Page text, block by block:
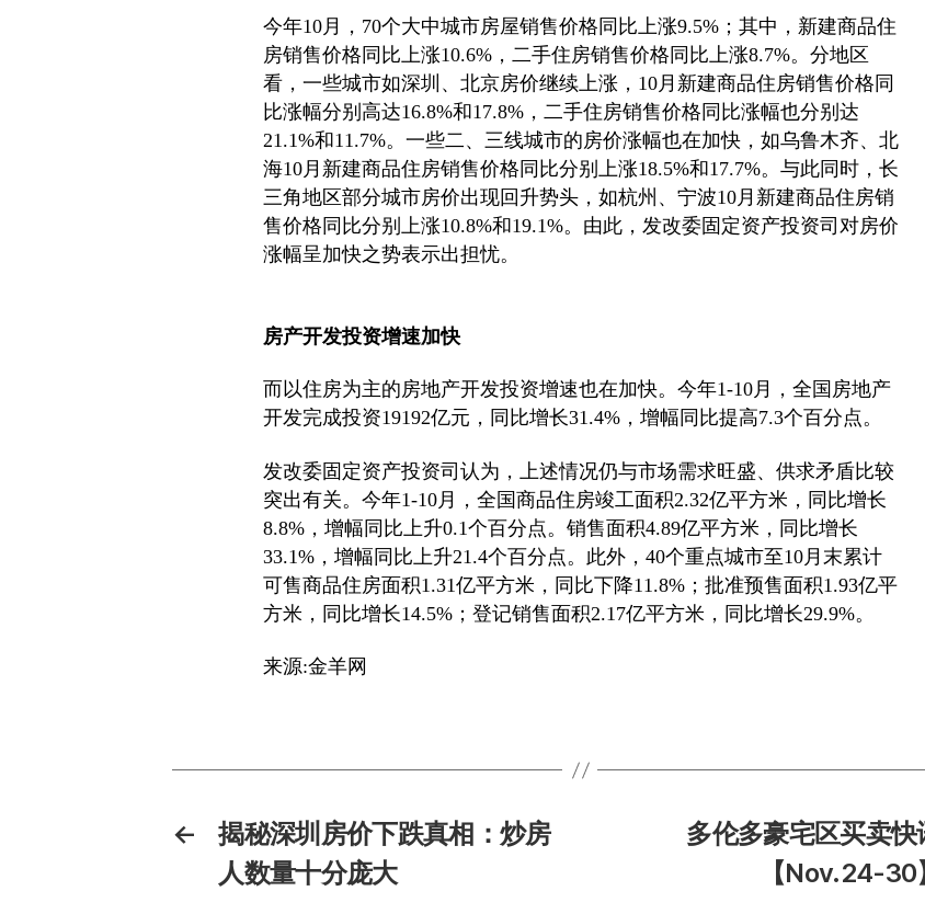
今年10月，70个大中城市房屋销售价格同比上涨9.5%；其中，新建商品住
房销售价格同比上涨10.6%，二手住房销售价格同比上涨8.7%。分地区
看，一些城市如深圳、北京房价继续上涨，10月新建商品住房销售价格同
比涨幅分别高达16.8%和17.8%，二手住房销售价格同比涨幅也分别达
21.1%和11.7%。一些二、三线城市的房价涨幅也在加快，如乌鲁木齐、北
海10月新建商品住房销售价格同比分别上涨18.5%和17.7%。与此同时，长
三角地区部分城市房价出现回升势头，如杭州、宁波10月新建商品住房销
售价格同比分别上涨10.8%和19.1%。由此，发改委固定资产投资司对房价
涨幅呈加快之势表示出担忧。
房产开发投资增速加快
而以住房为主的房地产开发投资增速也在加快。今年1-10月，全国房地产
开发完成投资19192亿元，同比增长31.4%，增幅同比提高7.3个百分点。
发改委固定资产投资司认为，上述情况仍与市场需求旺盛、供求矛盾比较
突出有关。今年1-10月，全国商品住房竣工面积2.32亿平方米，同比增长
8.8%，增幅同比上升0.1个百分点。销售面积4.89亿平方米，同比增长
33.1%，增幅同比上升21.4个百分点。此外，40个重点城市至10月末累计
可售商品住房面积1.31亿平方米，同比下降11.8%；批准预售面积1.93亿平
方米，同比增长14.5%；登记销售面积2.17亿平方米，同比增长29.9%。
来源:金羊网
←
揭秘深圳房价下跌真相：炒房
人数量十分庞大
多伦多豪宅区买卖快
【Nov.24-30